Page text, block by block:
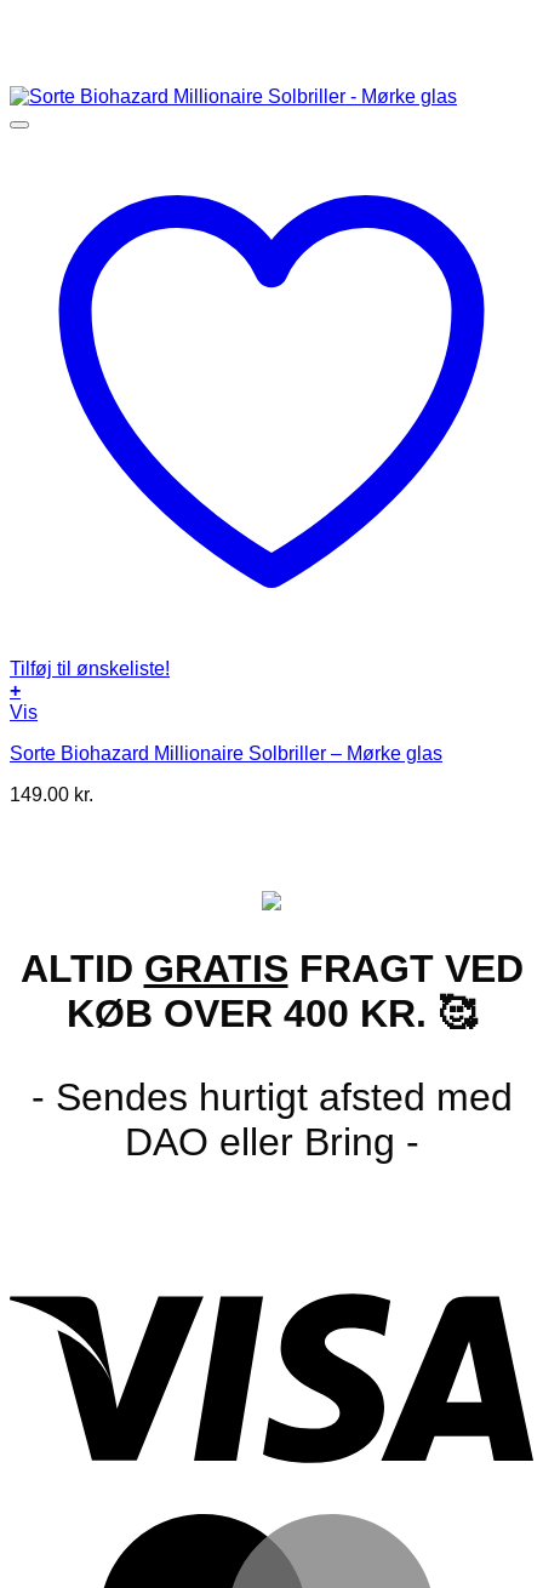
Tilføj til ønskeliste!
+
Vis
Sorte Biohazard Millionaire Solbriller – Mørke glas
149.00 kr.
ALTID GRATIS FRAGT VED
KØB OVER 400 KR. 🥰
- Sendes hurtigt afsted med
DAO eller Bring -